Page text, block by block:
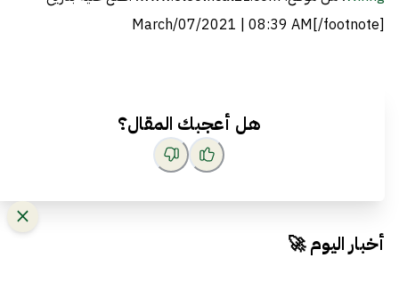
March/07/2021 | 08:39 AM[/footnote]
هل أعجبك المقال؟
أخبار اليوم 🚀